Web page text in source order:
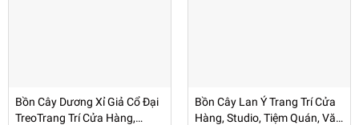
Bồn Cây Dương Xỉ Giả Cổ Đại
TreoTrang Trí Cửa Hàng,
Bồn Cây Lan Ý Trang Trí Cửa
Hàng, Studio, Tiệm Quán, Văn